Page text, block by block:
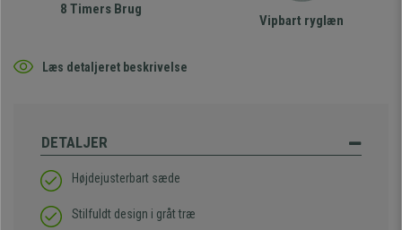
8 Timers Brug
Vipbart ryglæn
Læs detaljeret beskrivelse
DETALJER
Højdejusterbart sæde
Stilfuldt design i gråt træ